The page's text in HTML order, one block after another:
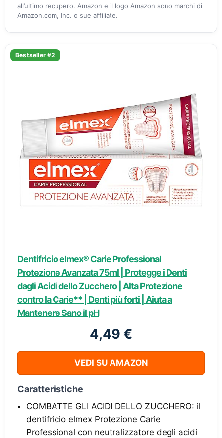
all’ultimo recupero. Amazon e il logo Amazon sono marchi di
Amazon.com, Inc. o sue affiliate.
Bestseller #2
Dentifricio elmex® Carie Professional
Protezione Avanzata 75ml | Protegge i Denti
dagli Acidi dello Zucchero | Alta Protezione
contro la Carie** | Denti più forti | Aiuta a
Mantenere Sano il pH
4,49 €
VEDI SU AMAZON
Caratteristiche
COMBATTE GLI ACIDI DELLO ZUCCHERO: il
dentifricio elmex Protezione Carie
Professional con neutralizzatore degli acidi